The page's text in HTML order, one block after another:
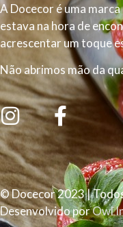
A Docecor é uma
estava na hora de
acrescentar um toque
Não abrimos mão da
© Docecor 2023 |
Desenvolvido porOwl